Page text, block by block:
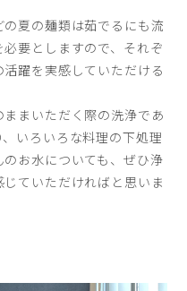
夏の麺類は茹でるにも流
要としますので、それぞ
躍を実感していただける
まいただく際の洗浄であ
いろいろな料理の下処理
お水についても、ぜひ浄
ていただければと思いま